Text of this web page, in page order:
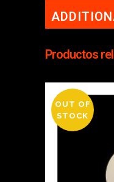
Productos
OUT OF
STOCK